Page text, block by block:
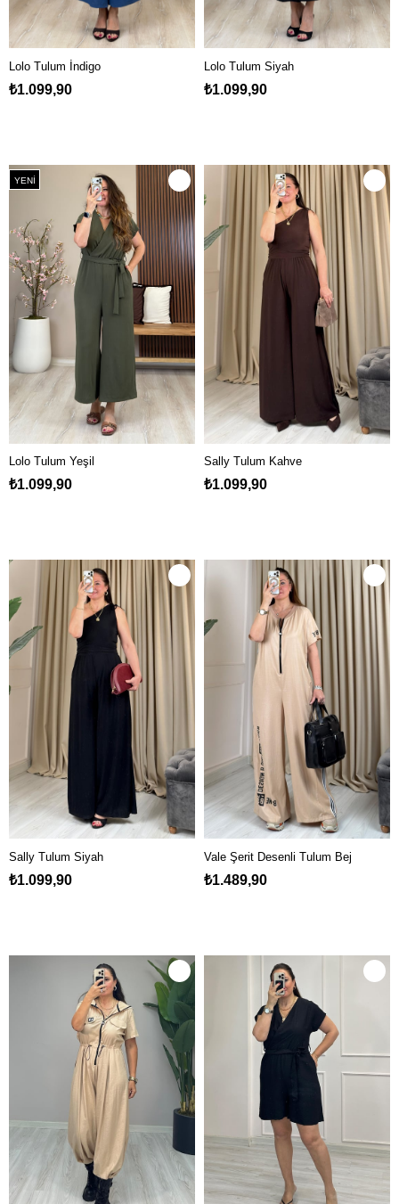
Lolo Tulum İndigo
₺1.099,90
Lolo Tulum Siyah
₺1.099,90
Lolo Tulum Yeşil
₺1.099,90
YENI
Sally Tulum Kahve
₺1.099,90
Sally Tulum Siyah
₺1.099,90
Vale Şerit Desenli Tulum Bej
₺1.489,90